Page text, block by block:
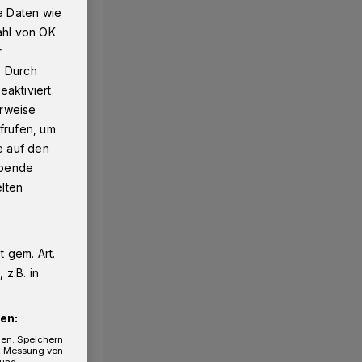
Daten wie
von OK
Durch
um
auf den
gem. Art.
z.B. in
Speichern
von